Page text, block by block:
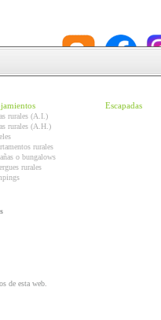
rurales (A.I.)
rurales (A.H.)
rurales
o bungalows
rurales
Escapadas
de esta web.